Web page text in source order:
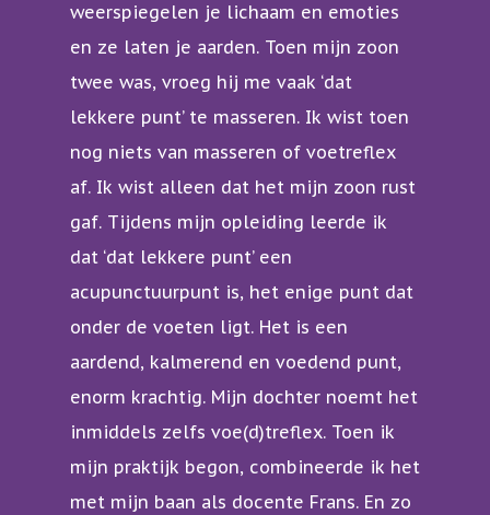
weerspiegelen je lichaam en emoties
en ze laten je aarden. Toen mijn zoon
twee was, vroeg hij me vaak ‘dat
lekkere punt’ te masseren. Ik wist toen
nog niets van masseren of voetreflex
af. Ik wist alleen dat het mijn zoon rust
gaf. Tijdens mijn opleiding leerde ik
dat ‘dat lekkere punt’ een
acupunctuurpunt is, het enige punt dat
onder de voeten ligt. Het is een
aardend, kalmerend en voedend punt,
enorm krachtig. Mijn dochter noemt het
inmiddels zelfs voe(d)treflex. Toen ik
mijn praktijk begon, combineerde ik het
met mijn baan als docente Frans. En zo
Sporters